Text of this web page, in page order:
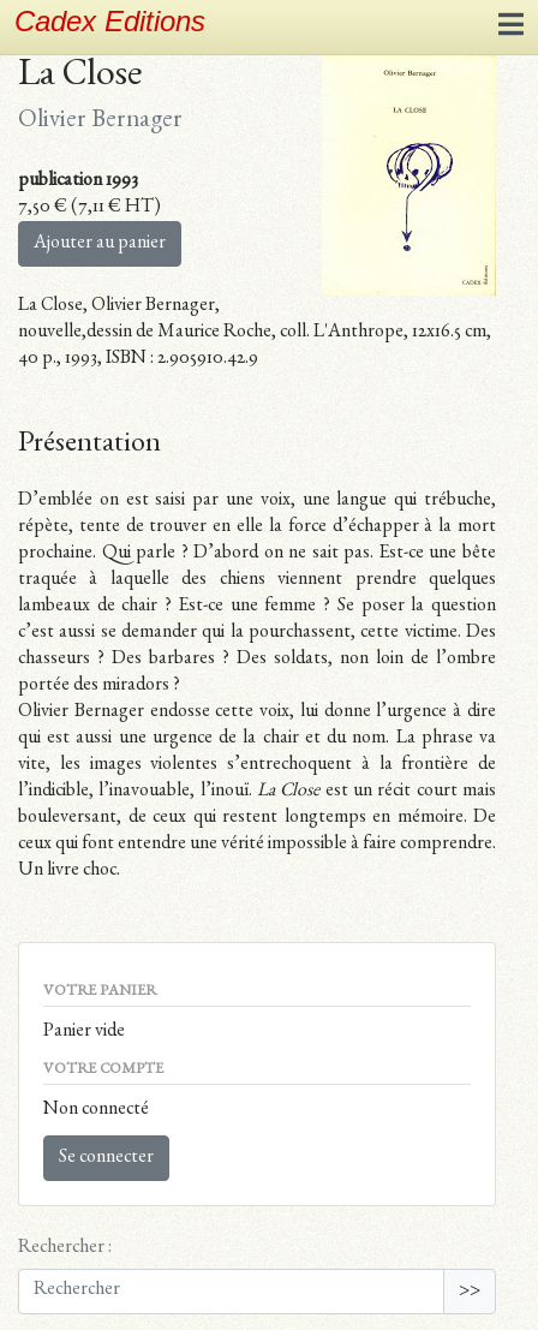
Cadex Editions
La Close
Olivier Bernager
publication 1993
7,50 €(7,11€ HT)
Ajouter au panier
La Close, Olivier Bernager,
nouvelle,dessin de Maurice Roche, coll. L'Anthrope, 12x16.5 cm,
40 p., 1993, ISBN : 2.905910.42.9
Présentation
D’emblée on est saisi par une voix, une langue qui trébuche,
répète, tente de trouver en elle la force d’échapper à la mort
prochaine. Qui parle ? D’abord on ne sait pas. Est-ce une bête
traquée à laquelle des chiens viennent prendre quelques
lambeaux de chair ? Est-ce une femme ? Se poser la question
c’est aussi se demander qui la pourchassent, cette victime. Des
chasseurs ? Des barbares ? Des soldats, non loin de l’ombre
portée des miradors ?
Olivier Bernager endosse cette voix, lui donne l’urgence à dire
qui est aussi une urgence de la chair et du nom. La phrase va
vite, les images violentes s’entrechoquent à la frontière de
l’indicible, l’inavouable, l’inouï. La Closeest un récit court mais
bouleversant, de ceux qui restent longtemps en mémoire. De
ceux qui font entendre une vérité impossible à faire comprendre.
Un livre choc.
VOTRE PANIER
Panier vide
VOTRE COMPTE
Non connecté
Se connecter
Rechercher :
>>